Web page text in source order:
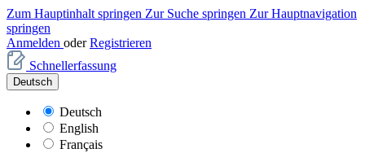
Zum Hauptinhalt springen Zur Suche springen Zur Hauptnavigation
springen
Anmelden oder Registrieren
Schnellerfassung
Deutsch
Deutsch
English
Français